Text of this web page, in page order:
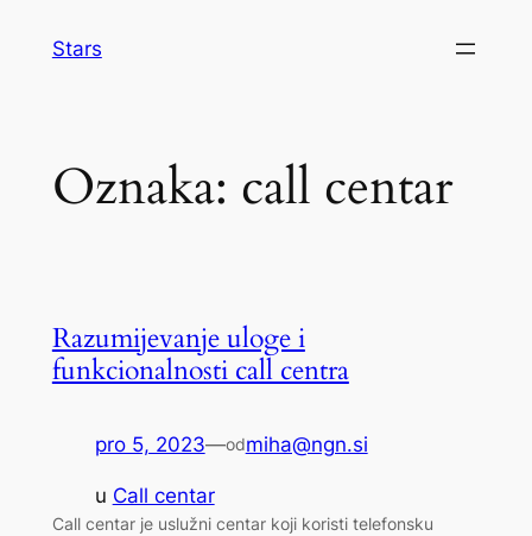
Stars
Oznaka: call centar
Razumijevanje uloge i
funkcionalnosti call centra
pro 5, 2023—odmiha@ngn.si
u Call centar
Call centar je uslužni centar koji koristi telefonsku